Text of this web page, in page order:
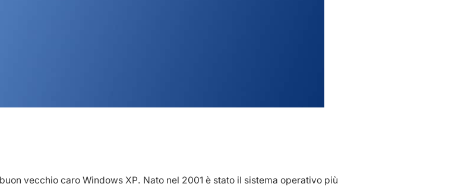
vecchio caro Windows XP. Nato nel 2001 è stato il sistema operativo più